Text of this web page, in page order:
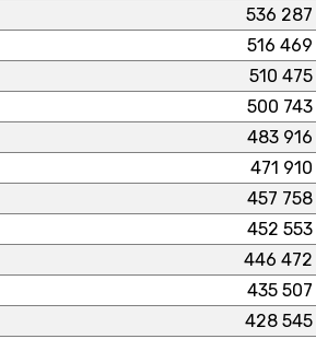
536 287
516 469
510 475
500 743
483 916
471 910
457 758
452 553
446 472
435 507
428 545